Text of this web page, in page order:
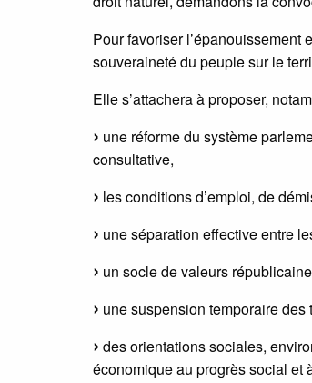
Pour favoriser
souveraineté du peuple sur le
Elle s’attachera à proposer,
une réforme du système
consultative,
les conditions d’emploi, de
une séparation effective entre
un socle de valeurs
une suspension temporaire
des orientations sociales,
économique au progrès social et